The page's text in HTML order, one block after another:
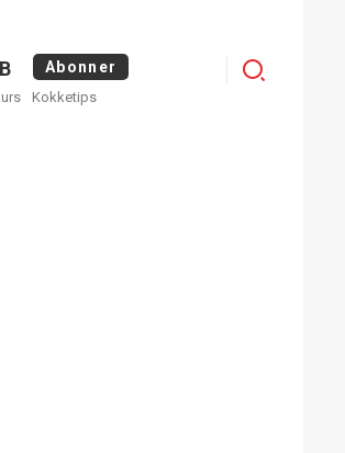
Abonner
Kokketips
Logg